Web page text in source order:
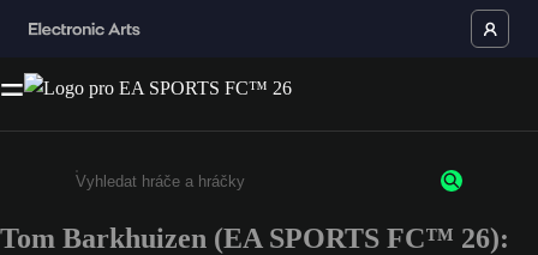
Enter a minimum of 3 characters or numbers
Tom Barkhuizen (EA SPORTS FC™ 26):